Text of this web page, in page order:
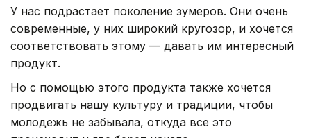
У нас подрастает поколение зумеров. Они очень
современные, у них широкий кругозор, и хочется
соответствовать этому — давать им интересный
продукт.
Но с помощью этого продукта также хочется
продвигать нашу культуру и традиции, чтобы
молодежь не забывала, откуда все это